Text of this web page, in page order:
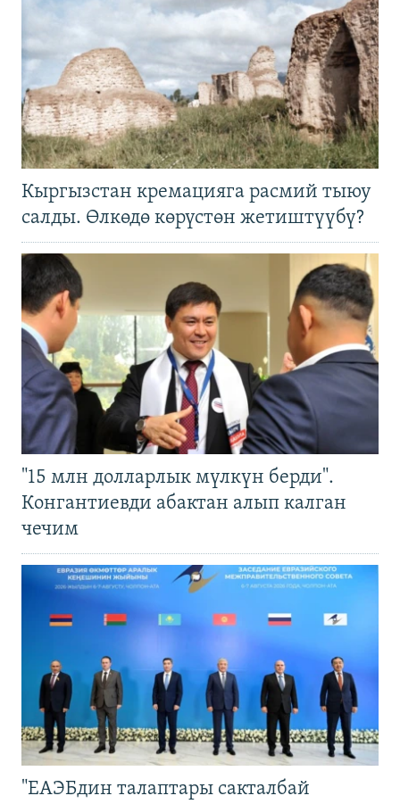
Кыргызстан кремацияга расмий тыюу
салды. Өлкөдө көрүстөн жетиштүүбү?
"15 млн долларлык мүлкүн берди".
Конгантиевди абактан алып калган
чечим
"ЕАЭБдин талаптары сакталбай